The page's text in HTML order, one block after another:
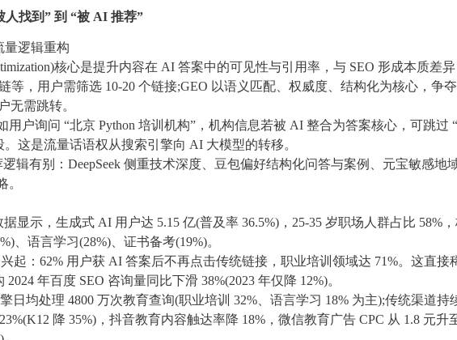
人找到” 到 “被 AI 推荐”
量逻辑重构
核心是提升内容在 AI 答案中的可见性与引用率，与 SEO 形成本质差异
等，用户需筛选 10-20 个链接;GEO 以语义匹配、权威度、结构化为核心，争夺
无需跳转。
用户询问 “北京 Python 培训机构”，机构信息若被 AI 整合为答案核心，可跳过
这是流量话语权从搜索引擎向 AI 大模型的转移。
辑有别：DeepSeek 侧重技术深度、豆包偏好结构化问答与案例、元宝敏感地
。
据显示，生成式 AI 用户达 5.15 亿(普及率 36.5%)，25-35 岁职场人群占比 58%
、语言学习(28%)、证书备考(19%)。
起：62% 用户获 AI 答案后不再点击传统链接，职业培训领域达 71%。这直接
年百度 SEO 咨询量同比下滑 38%(2023 年仅降 12%)。
日均处理 4800 万次教育查询(职业培训 32%、语言学习 18% 为主);传统渠道持
降 35%)，抖音教育内容触达率降 18%，微信教育广告 CPC 从 1.8 元升